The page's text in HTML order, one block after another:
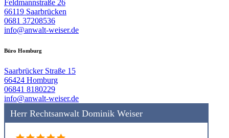
Feldmannstraße 26
66119 Saarbrücken
0681 37208536
info@anwalt-weiser.de
Büro Homburg
Saarbrücker Straße 15
66424 Homburg
06841 8180229
info@anwalt-weiser.de
Herr Rechtsanwalt Dominik Weiser